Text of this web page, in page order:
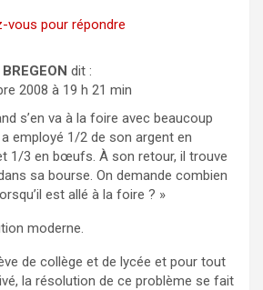
vous pour répondre
dit :
2008 à 19 h 21 min
s’en va à la foire avec beaucoup
a employé 1/2 de son argent en
1/3 en bœufs. À son retour, il trouve
sa bourse. On demande combien
est allé à la foire ? »
moderne.
de collège et de lycée et pour tout
la résolution de ce problème se fait